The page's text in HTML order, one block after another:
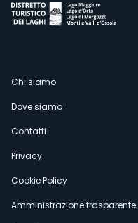
Menù
secondario
Chi siamo
Dove siamo
Contatti
Privacy
Cookie Policy
Amministrazione trasparente